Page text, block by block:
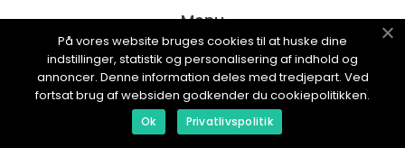
Menu
Annonsering
Om oss
Cookies
På vores website bruges cookies til at huske dine
indstillinger, statistik og personalisering af indhold og
annoncer. Denne information deles med tredjepart. Ved
fortsat brug af websiden godkender du cookiepolitikken.
Ok Privatlivspolitik